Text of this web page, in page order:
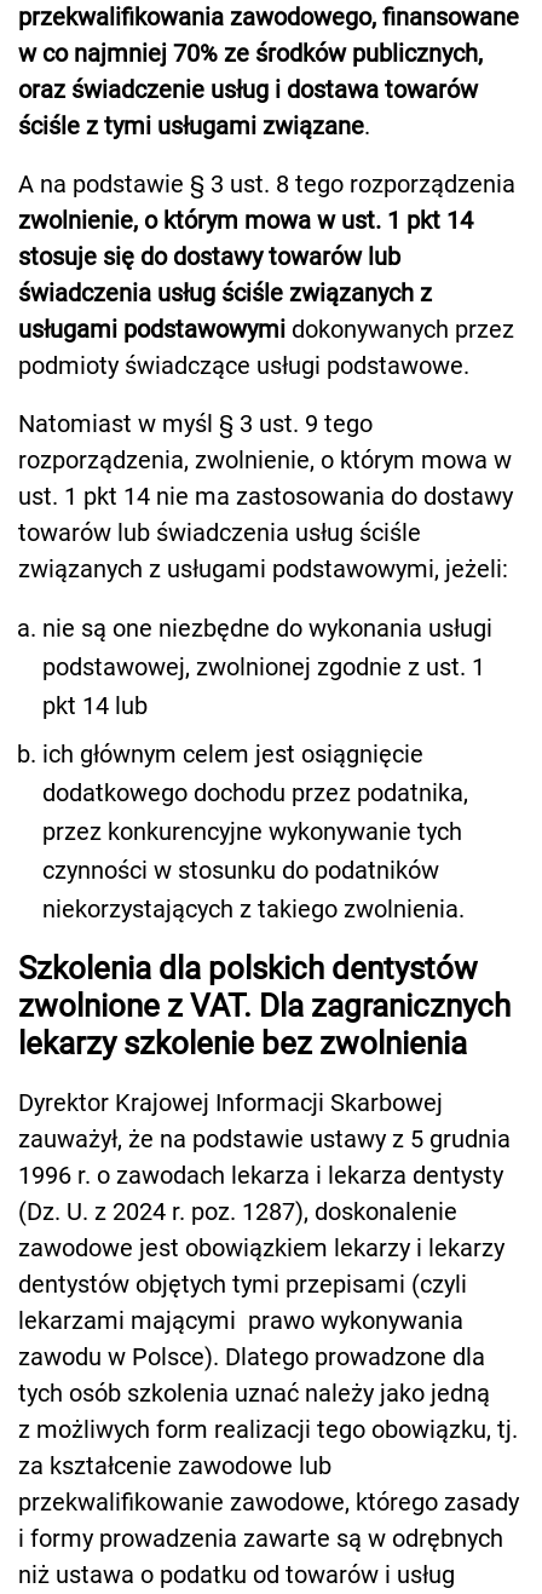
przekwalifikowania zawodowego, finansowane
w co najmniej 70% ze środków publicznych,
oraz świadczenie usług i dostawa towarów
ściśle z tymi usługami związane.
A na podstawie § 3 ust. 8 tego rozporządzenia
zwolnienie, o którym mowa w ust. 1 pkt 14
stosuje się do dostawy towarów lub
świadczenia usług ściśle związanych z
usługami podstawowymi dokonywanych przez
podmioty świadczące usługi podstawowe.
Natomiast w myśl § 3 ust. 9 tego
rozporządzenia, zwolnienie, o którym mowa w
ust. 1 pkt 14 nie ma zastosowania do dostawy
towarów lub świadczenia usług ściśle
związanych z usługami podstawowymi, jeżeli:
nie są one niezbędne do wykonania usługi
podstawowej, zwolnionej zgodnie z ust. 1
pkt 14 lub
ich głównym celem jest osiągnięcie
dodatkowego dochodu przez podatnika,
przez konkurencyjne wykonywanie tych
czynności w stosunku do podatników
niekorzystających z takiego zwolnienia.
Szkolenia dla polskich dentystów
zwolnione z VAT. Dla zagranicznych
lekarzy szkolenie bez zwolnienia
Dyrektor Krajowej Informacji Skarbowej
zauważył, że na podstawie ustawy z 5 grudnia
1996 r. o zawodach lekarza i lekarza dentysty
(Dz. U. z 2024 r. poz. 1287), doskonalenie
zawodowe jest obowiązkiem lekarzy i lekarzy
dentystów objętych tymi przepisami (czyli
lekarzami mającymi prawo wykonywania
zawodu w Polsce). Dlatego prowadzone dla
tych osób szkolenia uznać należy jako jedną
z możliwych form realizacji tego obowiązku, tj.
za kształcenie zawodowe lub
przekwalifikowanie zawodowe, którego zasady
i formy prowadzenia zawarte są w odrębnych
niż ustawa o podatku od towarów i usług